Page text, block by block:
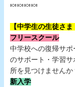
🍬🍬🍬🍬
【中学生の生徒さ
フリースクール
中学校への復帰サ
のサポート・学習
所を見つけませんか
新入学